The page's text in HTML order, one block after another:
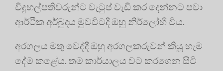
විදුහල්පතිවරුන්ට වැටුප් වැඩි කර දෙන්නට පවා
ආර්ථික අර්බුදය මුවවිටදී ඔහු නිර්ලෝභී විය.
අරගලය මතු වෙද්දී ඔහු අරගලකරුවන් කියූ හැම
දේම කළේය. තම කාර්යාලය වට කරගෙන සිටි